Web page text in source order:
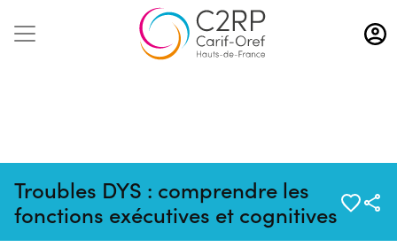
Aller
au
contenu
Troubles DYS : comprendre les
fonctions exécutives et cognitives
Pas de session programmée en
ce moment